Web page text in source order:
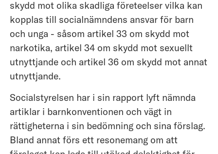
skydd mot olika skadliga företeelser vilka kan
kopplas till socialnämndens ansvar för barn
och unga - såsom artikel 33 om skydd mot
narkotika, artikel 34 om skydd mot sexuellt
utnyttjande och artikel 36 om skydd mot annat
utnyttjande.
Socialstyrelsen har i sin rapport lyft nämnda
artiklar i barnkonventionen och vägt in
rättigheterna i sin bedömning och sina förslag.
Bland annat förs ett resonemang om att